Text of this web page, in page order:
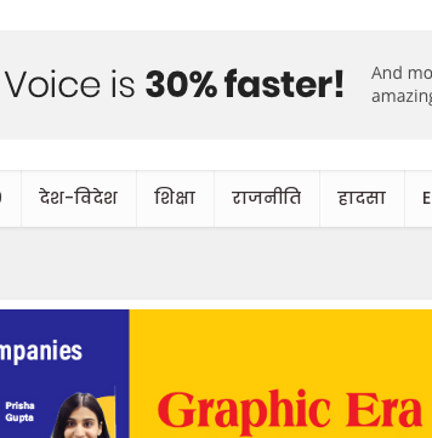
देश-विदेश शिक्षा राजनीति हादसा